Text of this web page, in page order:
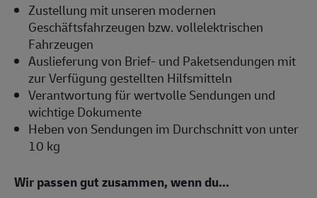
Zustellung mit unseren modernen
Geschäftsfahrzeugen bzw. vollelektrischen
Fahrzeugen
Auslieferung von Brief- und Paketsendungen mit
zur Verfügung gestellten Hilfsmitteln
Verantwortung für wertvolle Sendungen und
wichtige Dokumente
Heben von Sendungen im Durchschnitt von unter
10 kg
Wir passen gut zusammen, wenn du...